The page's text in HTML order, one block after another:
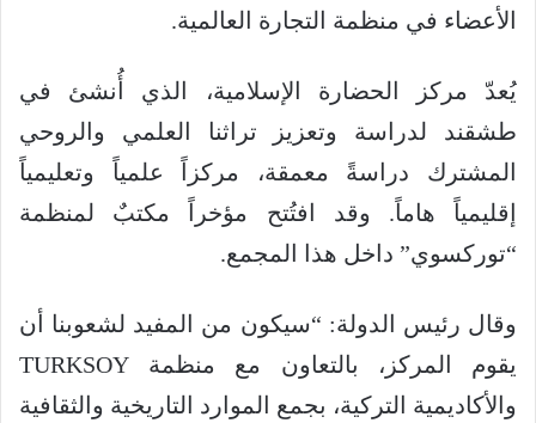
الأعضاء في منظمة التجارة العالمية.
يُعدّ مركز الحضارة الإسلامية، الذي أُنشئ في
طشقند لدراسة وتعزيز تراثنا العلمي والروحي
المشترك دراسةً معمقة، مركزاً علمياً وتعليمياً
إقليمياً هاماً. وقد افتُتح مؤخراً مكتبٌ لمنظمة
“توركسوي” داخل هذا المجمع.
وقال رئيس الدولة: “سيكون من المفيد لشعوبنا أن
يقوم المركز، بالتعاون مع منظمة TURKSOY
والأكاديمية التركية، بجمع الموارد التاريخية والثقافية